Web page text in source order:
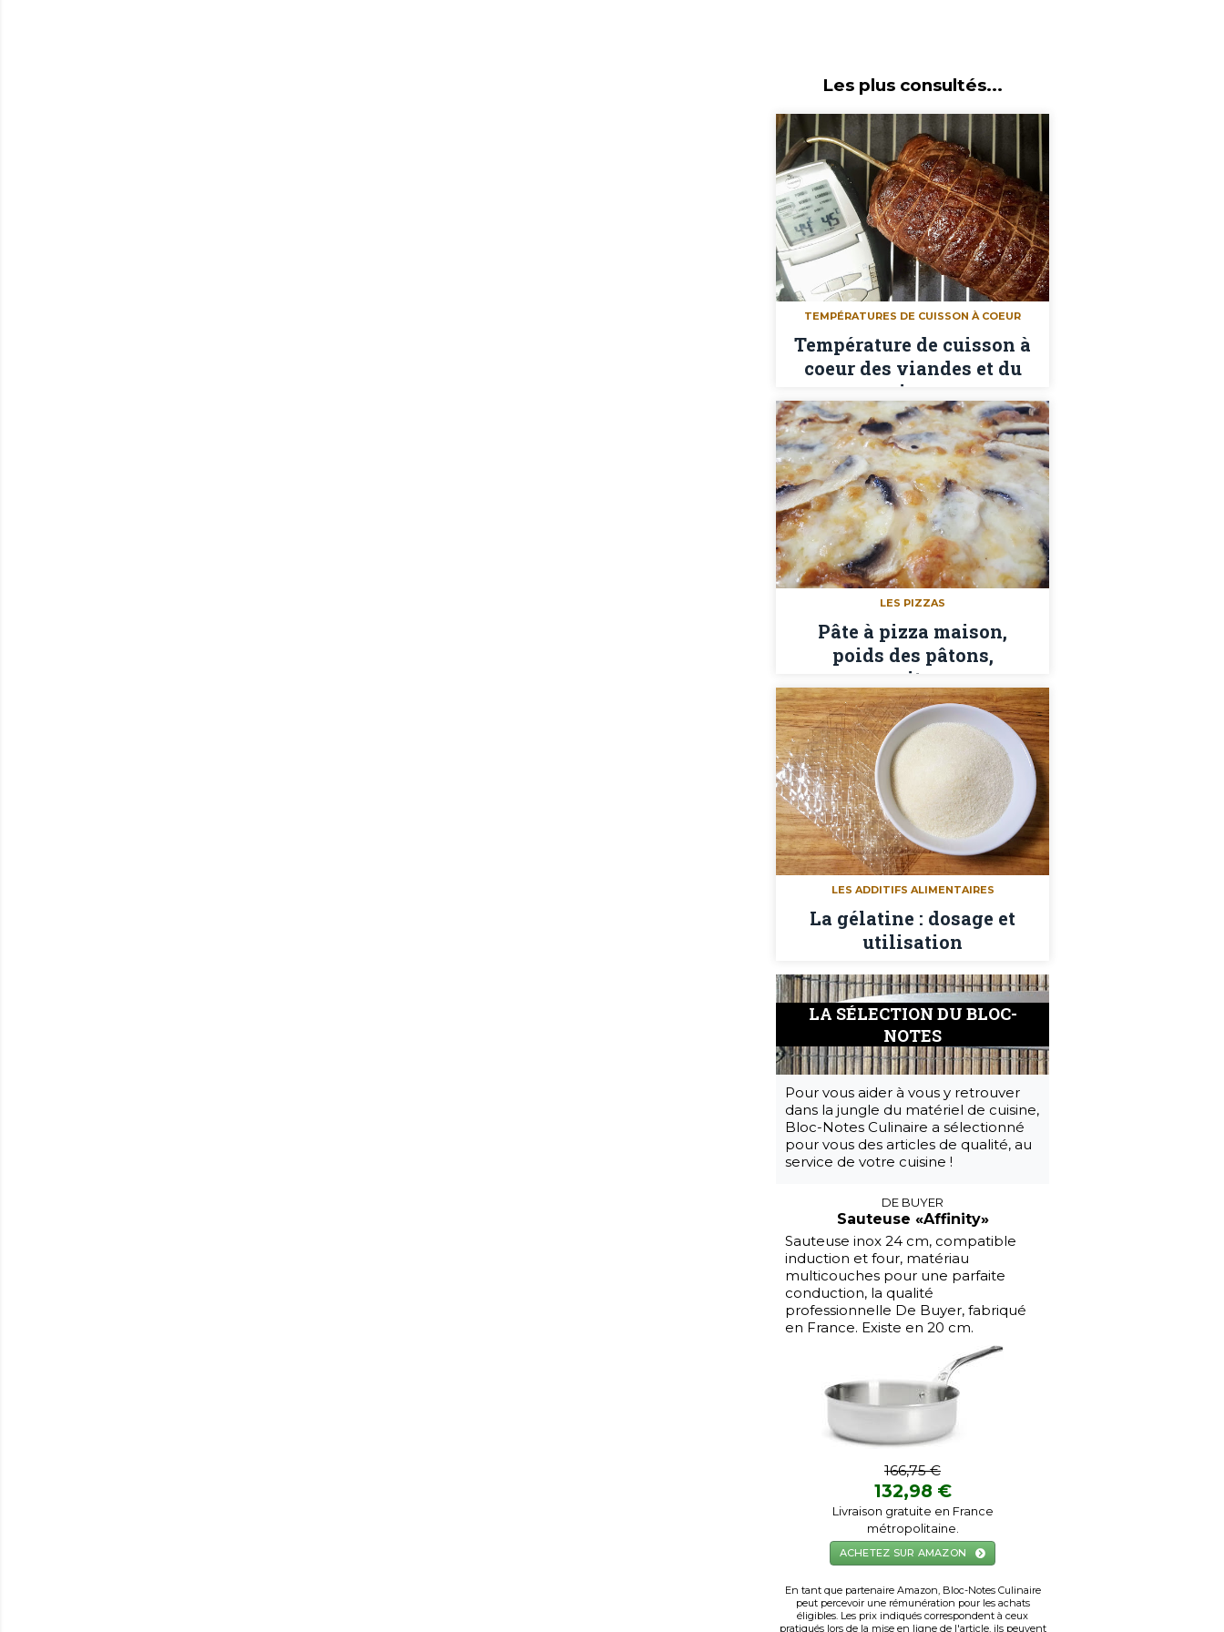
Les plus consultés...
TEMPÉRATURES DE CUISSON À COEUR
Température de cuisson à
coeur des viandes et du
poisson
LES PIZZAS
Pâte à pizza maison,
poids des pâtons,
garnitures
LES ADDITIFS ALIMENTAIRES
La gélatine : dosage et
utilisation
LA SÉLECTION DU BLOC-
NOTES
Pour vous aider à vous y retrouver
dans la jungle du matériel de cuisine,
Bloc-Notes Culinaire a sélectionné
pour vous des articles de qualité, au
service de votre cuisine !
DE BUYER
Sauteuse «Affinity»
Sauteuse inox 24 cm, compatible
induction et four, matériau
multicouches pour une parfaite
conduction, la qualité
professionnelle De Buyer, fabriqué
en France. Existe en 20 cm.
166,75 €
132,98 €
Livraison gratuite en France
métropolitaine.
ACHETEZ SUR AMAZON
En tant que partenaire Amazon, Bloc-Notes Culinaire
peut percevoir une rémunération pour les achats
éligibles. Les prix indiqués correspondent à ceux
pratiqués lors de la mise en ligne de l'article, ils peuvent